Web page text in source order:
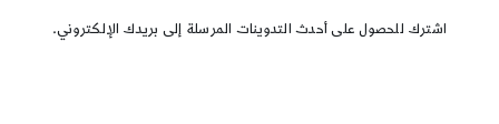
اشترك للحصول على أحدث التدوينات المرسلة إلى بريدك الإلكتروني.